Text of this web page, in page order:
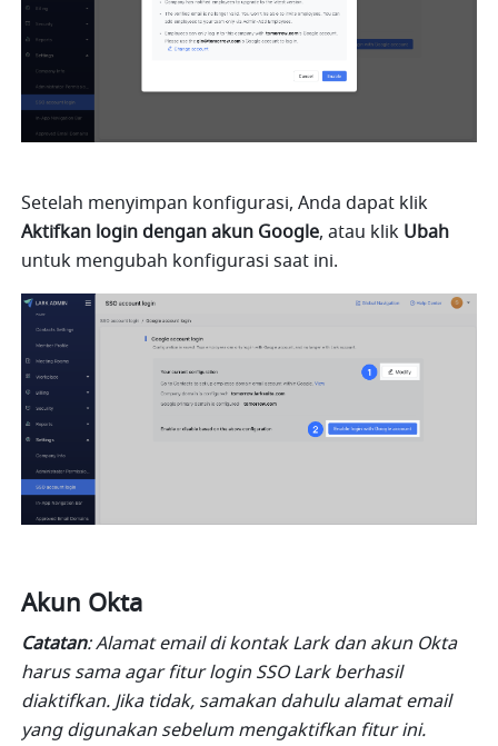
Aktifkan login dengan akun Google, atau klik Ubah
untuk mengubah konfigurasi saat ini.
Akun Okta
Catatan: Alamat email di kontak Lark dan akun Okta
harus sama agar fitur login SSO Lark berhasil
diaktifkan. Jika tidak, samakan dahulu alamat email
yang digunakan sebelum mengaktifkan fitur ini.